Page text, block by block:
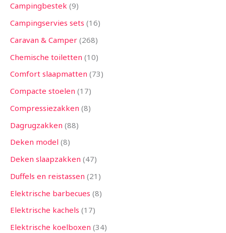
Campingbestek 9
Campingservies sets 16
Caravan & Camper 268
Chemische toiletten 10
Comfort slaapmatten 73
Compacte stoelen 17
Compressiezakken 8
Dagrugzakken 88
Deken model 8
Deken slaapzakken 47
Duffels en reistassen 21
Elektrische barbecues 8
Elektrische kachels 17
Elektrische koelboxen 34